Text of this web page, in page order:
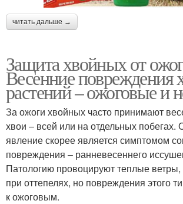
читать дальше →
Защита хвойных от
Весенние повреждения
растений – ожоговые и
За ожоги хвойных часто принимают
хвои – всей или на отдельных побегах.
явление скорее является симптомом
повреждения – ранневесеннего
Патологию провоцируют теплые
при оттепелях, но повреждения этого
к ожоговым.